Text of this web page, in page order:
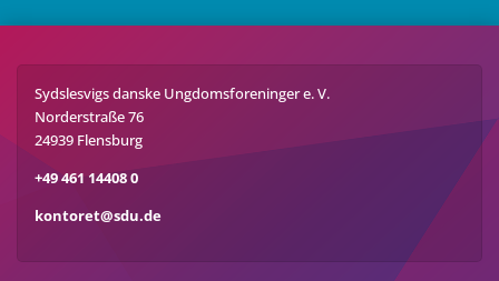
Sydslesvigs danske Ungdomsforeninger e. V.
Norderstraße 76
24939 Flensburg
+49 461 14408 0
kontoret@sdu.de